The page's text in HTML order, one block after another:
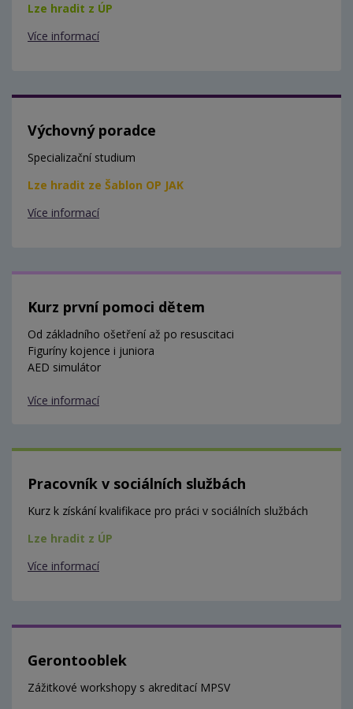
Lze hradit z ÚP
Více informací
Výchovný poradce
Specializační studium
Lze hradit ze Šablon OP JAK
Více informací
Kurz první pomoci dětem
Od základního ošetření až po resuscitaci
Figuríny kojence i juniora
AED simulátor
Více informací
Pracovník v sociálních službách
Kurz k získání kvalifikace pro práci v sociálních službách
Lze hradit z ÚP
Více informací
Gerontooblek
Zážitkové workshopy s akreditací MPSV